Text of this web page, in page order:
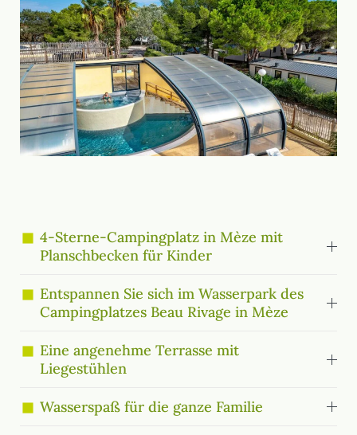
4-Sterne-Campingplatz in Mèze mit
Planschbecken für Kinder
Entspannen Sie sich im Wasserpark des
Campingplatzes Beau Rivage in Mèze
Eine angenehme Terrasse mit
Liegestühlen
Wasserspaß für die ganze Familie